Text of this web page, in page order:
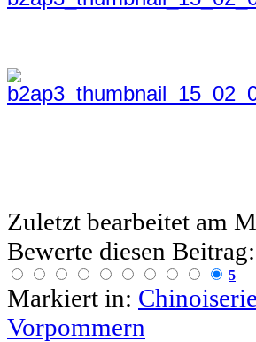
Zuletzt bearbeitet am
Bewerte diesen Beitrag:
5
Markiert in: Chinoiserie
Vorpommern